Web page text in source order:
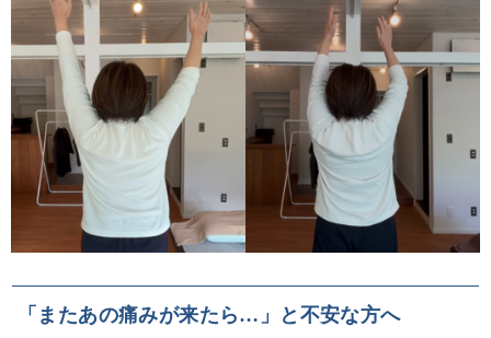
「またあの痛みが来たら…」と不安な方へ